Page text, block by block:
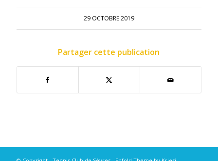
29 OCTOBRE 2019
Partager cette publication